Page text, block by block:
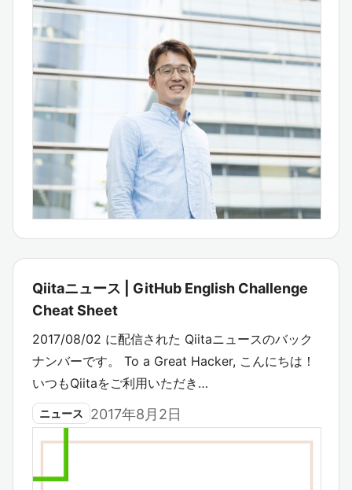
Qiitaニュース | GitHub English Challenge
Cheat Sheet
2017/08/02 に配信された Qiitaニュースのバック
ナンバーです。 To a Great Hacker, こんにちは！
いつもQiitaをご利用いただき…
ニュース 2017年8月2日